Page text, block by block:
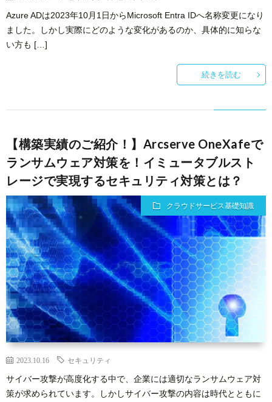
Azure ADは2023年10月1日からMicrosoft Entra IDへ名称変更になり
ました。しかし実際にどのような変化があるのか、具体的に知らな
い方も […]
続きを読む
【構築実績のご紹介！】Arcserve OneXafeで
ランサムウェア対策を！イミュータブルスト
レージで実現するセキュリティ対策とは？
クラウドサービス基礎知識
2023.10.16 セキュリティ
サイバー攻撃が高度化する中で、企業には適切なランサムウェア対
策が求められています。しかしサイバー攻撃の内容は時代とともに